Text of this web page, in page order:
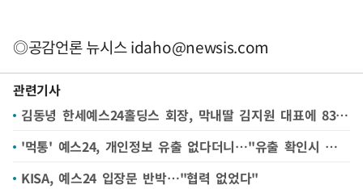
◎공감언론 뉴시스idaho@newsis.com
관련기사
김동녕 한세예스24홀딩스 회장, 막내딸 김지원 대표에 83억 규모 주식 증여
'먹통' 예스24, 개인정보 유출 없다더니…"유출 확인시 개별 연락"
KISA, 예스24 입장문 반박…"협력 없었다"